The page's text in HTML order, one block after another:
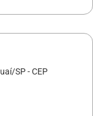
SP - CEP